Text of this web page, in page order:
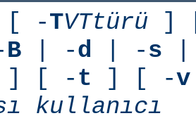
[ -TVTtürü ]
B | -d | -s
] [ -t ] [ -v
kullanıcı